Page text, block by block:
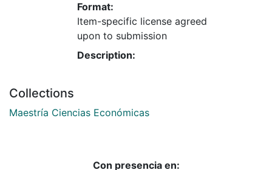
Format:
Item-specific license agreed
upon to submission
Description:
Collections
Maestría Ciencias Económicas
Con presencia en: